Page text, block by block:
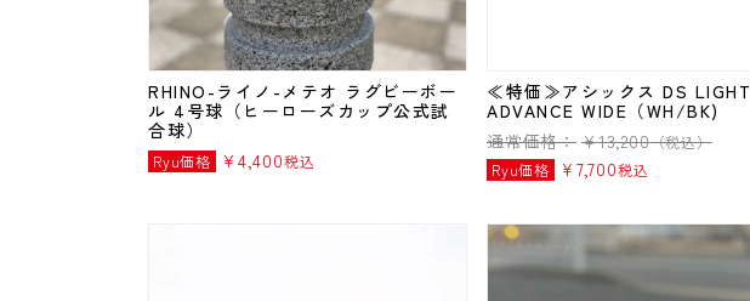
RHINO-ライノ-メテオ ラグビーボー
ル 4号球（ヒーローズカップ公式試
合球）
Ryu価格 ¥ 4,400税込
≪特価≫アシックス DS LIGHT
ADVANCE WIDE（WH/BK)
通常価格： ¥13,200（税込）
Ryu価格
¥ 7,700税込